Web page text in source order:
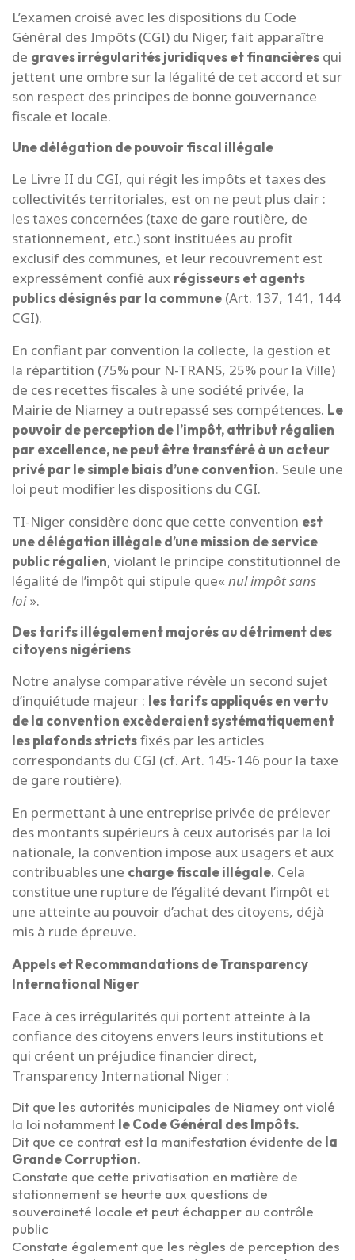
L’examen croisé avec les dispositions du Code
Général des Impôts (CGI) du Niger, fait apparaître
de graves irrégularités juridiques et financières qui
jettent une ombre sur la légalité de cet accord et sur
son respect des principes de bonne gouvernance
fiscale et locale.
Une délégation de pouvoir fiscal illégale
Le Livre II du CGI, qui régit les impôts et taxes des
collectivités territoriales, est on ne peut plus clair :
les taxes concernées (taxe de gare routière, de
stationnement, etc.) sont instituées au profit
exclusif des communes, et leur recouvrement est
expressément confié aux régisseurs et agents
publics désignés par la commune (Art. 137, 141, 144
CGI).
En confiant par convention la collecte, la gestion et
la répartition (75% pour N-TRANS, 25% pour la Ville)
de ces recettes fiscales à une société privée, la
Mairie de Niamey a outrepassé ses compétences. Le
pouvoir de perception de l’impôt, attribut régalien
par excellence, ne peut être transféré à un acteur
privé par le simple biais d’une convention. Seule une
loi peut modifier les dispositions du CGI.
TI-Niger considère donc que cette convention est
une délégation illégale d’une mission de service
public régalien, violant le principe constitutionnel de
légalité de l’impôt qui stipule que«nul impôt sans
loi».
Des tarifs illégalement majorés au détriment des
citoyens nigériens
Notre analyse comparative révèle un second sujet
d’inquiétude majeur : les tarifs appliqués en vertu
de la convention excèderaient systématiquement
les plafonds strictsfixés par les articles
correspondants du CGI (cf. Art. 145-146 pour la taxe
de gare routière).
En permettant à une entreprise privée de prélever
des montants supérieurs à ceux autorisés par la loi
nationale, la convention impose aux usagers et aux
contribuables une charge fiscale illégale. Cela
constitue une rupture de l’égalité devant l’impôt et
une atteinte au pouvoir d’achat des citoyens, déjà
mis à rude épreuve.
Appels et Recommandations de Transparency
International Niger
Face à ces irrégularités qui portent atteinte à la
confiance des citoyens envers leurs institutions et
qui créent un préjudice financier direct,
Transparency International Niger :
Dit que les autorités municipales de Niamey ont violé
la loi notamment le Code Général des Impôts.
Dit que ce contrat est la manifestation évidente de la
Grande Corruption.
Constate que cette privatisation en matière de
stationnement se heurte aux questions de
souveraineté locale et peut échapper au contrôle
public
Constate également que les règles de perception des